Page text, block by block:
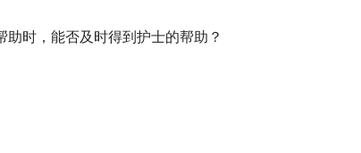
时，能否及时得到护士的帮助？